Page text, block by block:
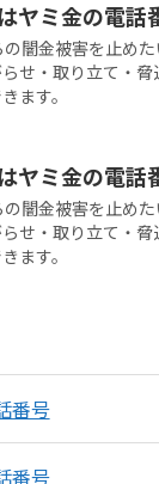
ヤミ金の電話
闇金被害を止め
せ・取り立て・
ます。
ヤミ金の電話
闇金被害を止め
せ・取り立て・
ます。
番号
番号